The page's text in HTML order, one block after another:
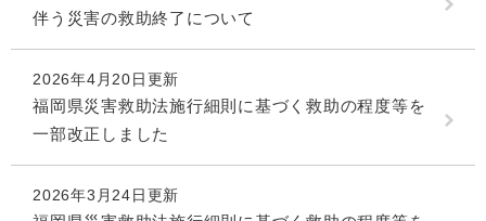
伴う災害の救助終了について
2026年4月20日更新
福岡県災害救助法施行細則に基づく救助の程度等を
一部改正しました
2026年3月24日更新